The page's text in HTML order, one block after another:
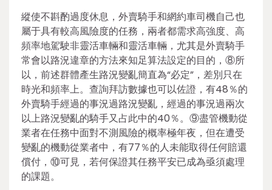
縱使不斟酌過度休息，外賣騎手和網約車司機自己也
屬于具有較高風險度的任務，兩者都需求高強度、高
頻率地駕駛非靈活車輛和靈活車輛，尤其是外賣騎手
常會以路況違章的方法來知足算法設定的目的，⑧所
以，前述群體產生路況變亂簡直為“必定”，差別只在
時光和頻率上。查詢拜訪數據也可以佐證，有48％的
外賣騎手經過的事況過路況變亂，經過的事況過兩次
以上路況變亂的騎手又占此中的40％。⑨盡管機動從
業者在任務中面對不測風險的概率極年夜，但在遭受
變亂的機動從業者中，有77％的人未能取得任何賠還
償付，⑩可見，若何保證其任務平安已成為亟須處理
的課題。